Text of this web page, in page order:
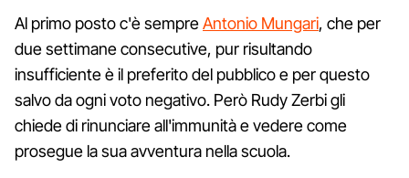
Al primo posto c'è sempreAntonio Mungari, che per
due settimane consecutive, pur risultando
insufficiente è il preferito del pubblico e per questo
salvo da ogni voto negativo. Però Rudy Zerbi gli
chiede di rinunciare all'immunità e vedere come
prosegue la sua avventura nella scuola.